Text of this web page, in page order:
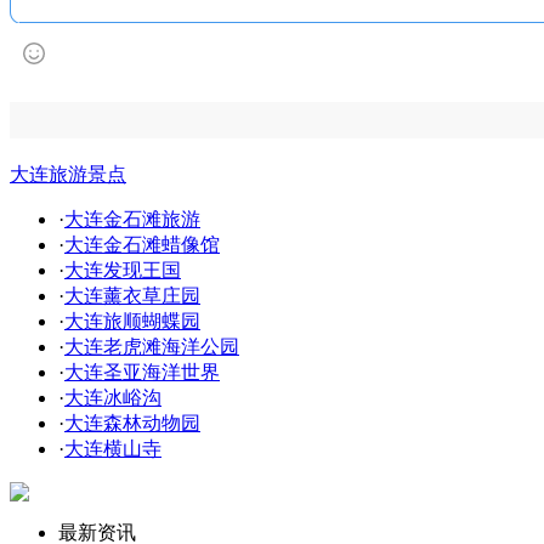
大连旅游景点
·大连金石滩旅游
·大连金石滩蜡像馆
·大连发现王国
·大连薰衣草庄园
·大连旅顺蝴蝶园
·大连老虎滩海洋公园
·大连圣亚海洋世界
·大连冰峪沟
·大连森林动物园
·大连横山寺
最新资讯